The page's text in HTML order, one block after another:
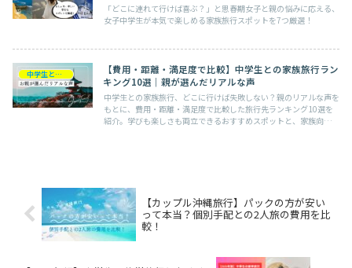
「どこに連れて行けば喜ぶ？」と思春期女子と親の悩みに応える、
女子中学生が本気で楽しめる家族旅行スポットを7つ厳選！
中学生との旅行
【費用・距離・満足度で比較】中学生との家族旅行ラン
キング10選｜親が選んだリアルな声
中学生との家族旅行、どこに行けば失敗しない？親のリアルな声を
もとに、費用・距離・満足度で比較した旅行先ランキング10選を
紹介。学びも楽しさも両立できるおすすめスポットと、家族向け宿
【カップル沖縄旅行】パックの方が安い
って本当？個別手配との2人旅の費用を比
較！